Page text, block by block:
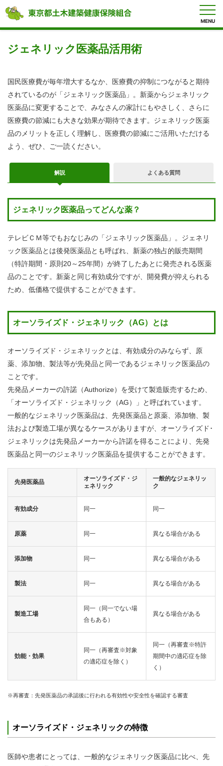
MENU
ク
セ
健
保
の
く
み
健
の
手
続
所・
健康
づく
り
健
申
書
一
覧
よ
く
る
質
問
組
合
案
ジェネリック医薬品活用術
国民医療費が毎年増大するなか、医療費の抑制につながると期待
されているのが「ジェネリック医薬品」。新薬からジェネリック
医薬品に変更することで、みなさんの家計にもやさしく、さらに
医療費の節減にも大きな効果が期待できます。ジェネリック医薬
品のメリットを正しく理解し、医療費の節減にご活用いただける
よう、ぜひ、ご一読ください。
解説 よくある質問
ジェネリック医薬品ってどんな薬？
テレビＣＭ等でもおなじみの「ジェネリック医薬品」。ジェネリ
ック医薬品とは後発医薬品とも呼ばれ、新薬の独占的販売期間
（特許期間・原則20～25年間）が終了したあとに発売される医薬
品のことです。新薬と同じ有効成分ですが、開発費が抑えられる
ため、低価格で提供することができます。
オーソライズド・ジェネリック（AG）とは
オーソライズド・ジェネリックとは、有効成分のみならず、原
薬、添加物、製法等が先発品と同一であるジェネリック医薬品の
ことです。
先発品メーカーの許諾（Authorize）を受けて製造販売するため、
「オーソライズド・ジェネリック（AG）」と呼ばれています。
一般的なジェネリック医薬品は、先発医薬品と原薬、添加物、製
法および製造工場が異なるケースがありますが、オーソライズド･
ジェネリックは先発品メーカーから許諾を得ることにより、先発
医薬品と同一のジェネリック医薬品を提供することができます。
先発医薬品
オーソライズド・ジ
ェネリック
一般的なジェネリッ
ク
有効成分 同一 同一
原薬 同一 異なる場合がある
添加物 同一 異なる場合がある
製法 同一 異なる場合がある
製造工場
同一（同一でない場
合もある）
異なる場合がある
効能・効果
同一（再審査※対象
の適応症を除く）
同一（再審査※特許
期間中の適応症を除
く）
※再審査：先発医薬品の承認後に行われる有効性や安全性を確認する審査
オーソライズド・ジェネリックの特徴
医師や患者にとっては、一般的なジェネリック医薬品に比べ、先